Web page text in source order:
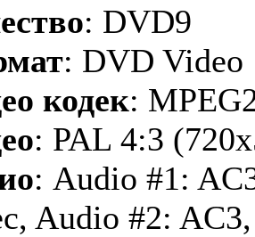
: DVD9
: DVD Video
кодек:
: PAL 4:3
: Audio #1:
Audio #2: